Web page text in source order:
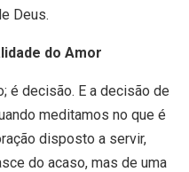
Deus.
do Amor
é decisão. E a decisão de
meditamos no que é
disposto a servir,
do acaso, mas de uma